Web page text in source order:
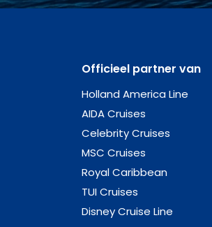
Officieel partner van
Holland America Line
AIDA Cruises
Celebrity Cruises
MSC Cruises
Royal Caribbean
TUI Cruises
Disney Cruise Line